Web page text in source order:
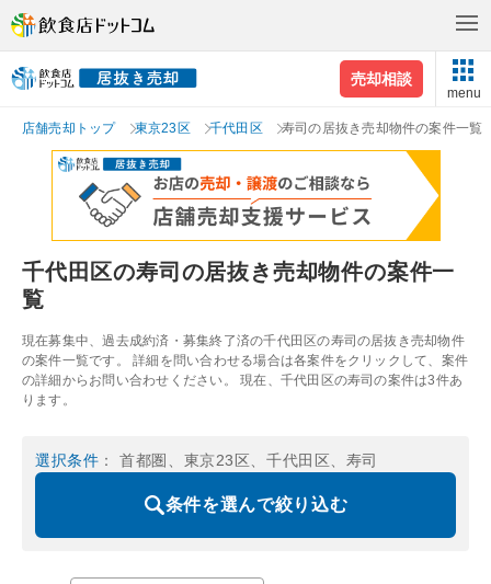
売却相談
menu
店舗売却トップ 東京23区 千代田区 寿司の居抜き売却物件の案件一覧
千代田区の寿司の居抜き売却物件の案件一
覧
現在募集中、過去成約済・募集終了済の千代田区の寿司の居抜き売却物件
の案件一覧です。 詳細を問い合わせる場合は各案件をクリックして、案件
の詳細からお問い合わせください。 現在、千代田区の寿司の案件は3件あ
ります。
選択条件 ： 首都圏、東京23区、千代田区、寿司
条件を選んで絞り込む